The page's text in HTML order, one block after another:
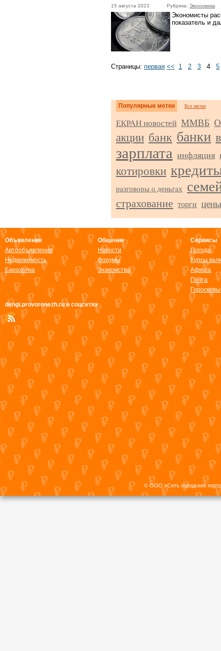
15 августа 2023 Рубрика: Экономика
Экономисты
показатель и
Страницы: первая << 1 2 3 4 5
Популярные метки Все метки
ЕКРАН новостей ММВБ
акции банк банки
зарплата инфляция
котировки
разговоры о деньгах
страхование торги цены
Объявления
Автообъявления
Недвижимость
Барахолка
Общение
Новости
Форумы
Знакомства
Сервисы
Погода
Курсы
Афиша
Почта
Гороскопы
dengi.provoronezh.ru в соцсетях
© ООО «Сеть городских